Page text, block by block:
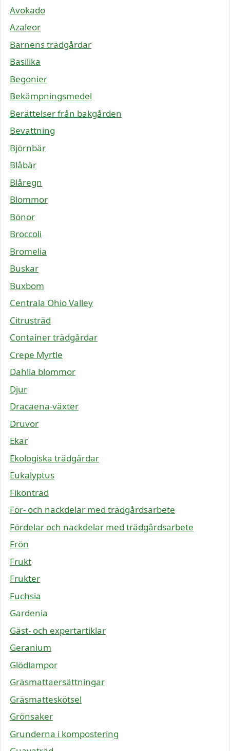
Avokado
Azaleor
Barnens trädgårdar
Basilika
Begonier
Bekämpningsmedel
Berättelser från bakgården
Bevattning
Björnbär
Blåbär
Blåregn
Blommor
Bönor
Broccoli
Bromelia
Buskar
Buxbom
Centrala Ohio Valley
Citrusträd
Container trädgårdar
Crepe Myrtle
Dahlia blommor
Djur
Dracaena-växter
Druvor
Ekar
Ekologiska trädgårdar
Eukalyptus
Fikonträd
För- och nackdelar med trädgårdsarbete
Fördelar och nackdelar med trädgårdsarbete
Frön
Frukt
Frukter
Fuchsia
Gardenia
Gäst- och expertartiklar
Geranium
Glödlampor
Gräsmattaersättningar
Gräsmatteskötsel
Grönsaker
Grunderna i kompostering